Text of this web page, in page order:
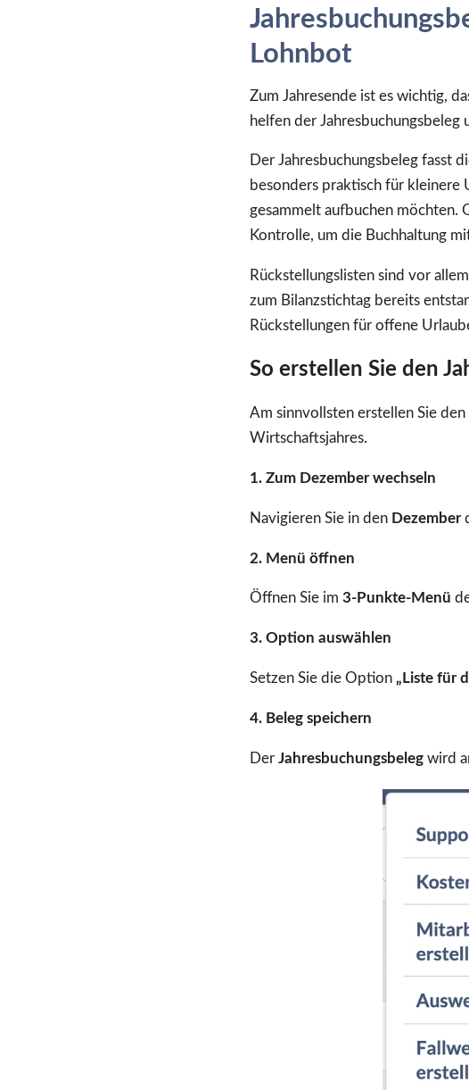
Lohnbot
Zum Jahresende ist es wichtig,
helfen der Jahresbuchungsbeleg
Der Jahresbuchungsbeleg fasst
besonders praktisch für kleinere
gesammelt aufbuchen möchten.
Kontrolle, um die Buchhaltung
Rückstellungslisten sind vor
zum Bilanzstichtag bereits
Rückstellungen für offene
So erstellen Sie den
Am sinnvollsten erstellen Sie
Wirtschaftsjahres.
1. Zum Dezember wechseln
Navigieren Sie in den Dezember
2. Menü öffnen
Öffnen Sie im 3-Punkte-Menü
3. Option auswählen
Setzen Sie die Option „Liste für
4. Beleg speichern
Der Jahresbuchungsbeleg wird